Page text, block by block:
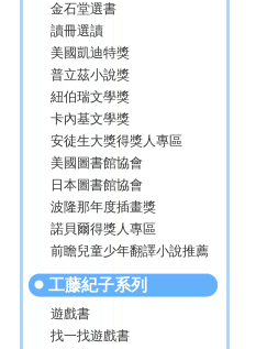
金石堂選書
讀冊選讀
美國凱迪特獎
普立茲小說獎
紐伯瑞文學獎
卡內基文學獎
安徒生大獎得獎人專區
美國圖書館協會
日本圖書館協會
波隆那年度插畫獎
諾貝爾得獎人專區
前瞻兒童少年翻譯小說推薦
工藤紀子系列
遊戲書
找一找遊戲書